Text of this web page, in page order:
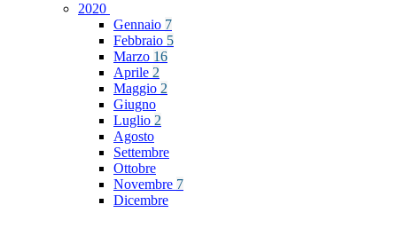
2020
Gennaio 7
Febbraio 5
Marzo 16
Aprile 2
Maggio 2
Giugno
Luglio 2
Agosto
Settembre
Ottobre
Novembre 7
Dicembre